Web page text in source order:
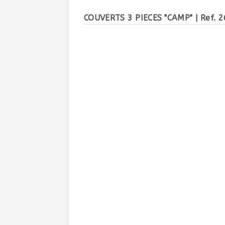
COUVERTS 3 PIECES "CAMP" | Ref.